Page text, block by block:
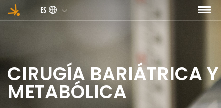
Pasar al contenido principal
ES
CIRUGÍA BARIÁTRICA Y
METABÓLICA